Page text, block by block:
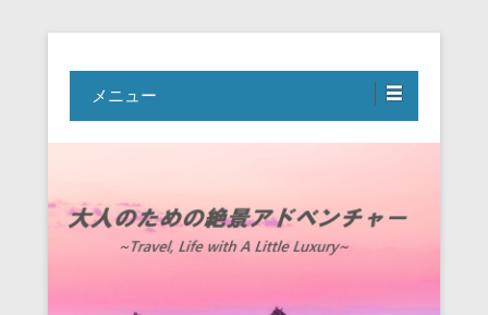
大人のための絶景アドベンチャー
メニュー